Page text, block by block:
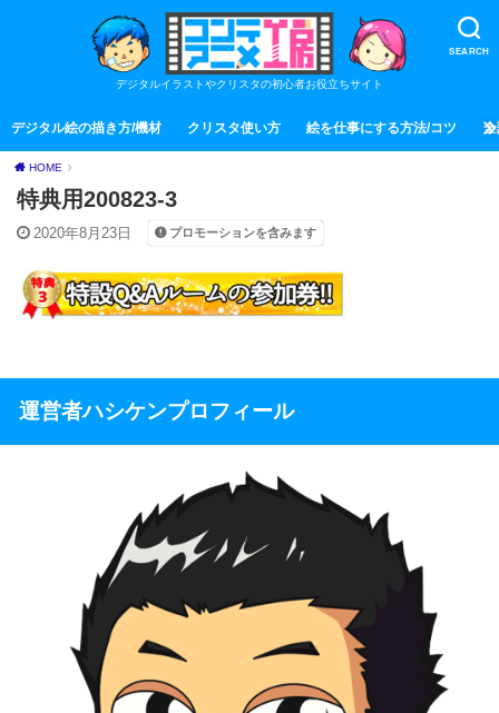
SEARCH
デジタルイラストやクリスタの初心者お役立ちサイト
デジタル絵の描き方/機材 クリスタ使い方 絵を仕事にする方法/コツ 全
HOME
特典用200823-3
2020年8月23日 プロモーションを含みます
運営者ハシケンプロフィール